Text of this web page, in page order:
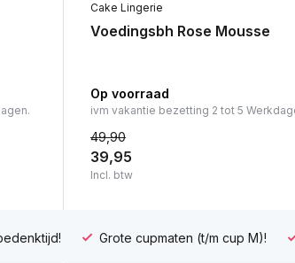
Cake Lingerie
Voedingsbh Rose Mousse
Op voorraad
ivm vakantie bezetting 2 tot 5
49,90
39,95
Incl. btw
Grote cupmaten (t/m cup M)!